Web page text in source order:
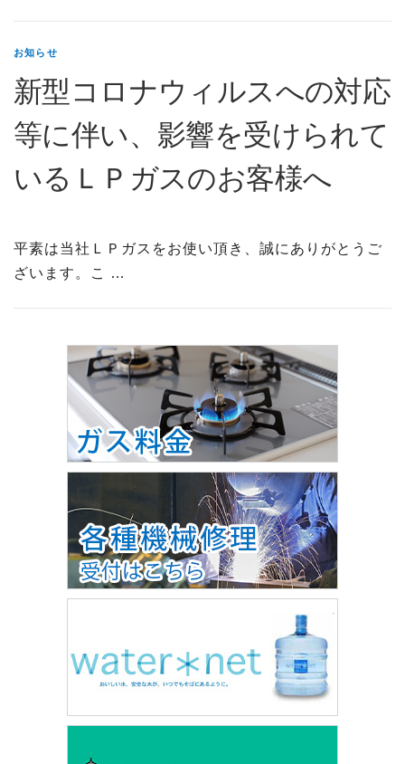
お知らせ
新型コロナウィルスへの対応
等に伴い、影響を受けられて
いるＬＰガスのお客様へ
平素は当社ＬＰガスをお使い頂き、誠にありがとうご
ざいます。こ …